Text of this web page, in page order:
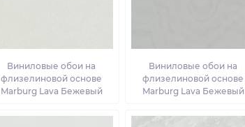
Виниловые обои на
флизелиновой основе
Marburg Lava Бежевый
Виниловые обои на
флизелиновой основе
Marburg Lava Бежевый